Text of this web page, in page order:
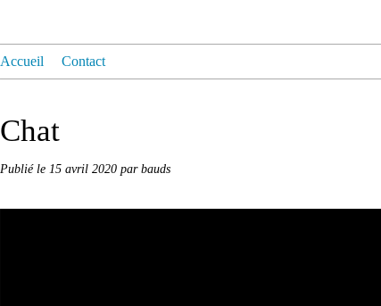
Accueil Contact
Chat
Publié le 15 avril 2020 par bauds